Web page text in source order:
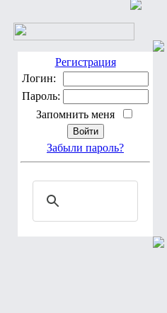
Регистрация
Логин:
Пароль:
Запомнить меня
Забыли пароль?